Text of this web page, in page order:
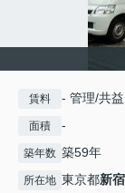
賃料 - 管理/共
面積 -
築年数 築59年
所在地 東京都新